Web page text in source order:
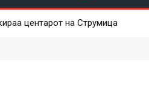
центарот на Струмица